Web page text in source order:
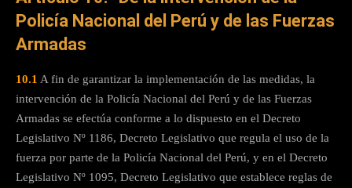
Policía Nacional del Perú y de las Fuerzas
Armadas
10.1 A fin de garantizar la implementación de las medidas, la
intervención de la Policía Nacional del Perú y de las Fuerzas
Armadas se efectúa conforme a lo dispuesto en el Decreto
Legislativo Nº 1186, Decreto Legislativo que regula el uso de la
fuerza por parte de la Policía Nacional del Perú, y en el Decreto
Legislativo Nº 1095, Decreto Legislativo que establece reglas de